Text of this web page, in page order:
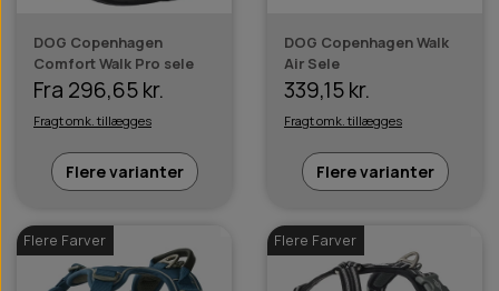
DOG Copenhagen
Comfort Walk Pro sele
Fra 296,65 kr.
Fragt omk. tillægges
Flere varianter
DOG Copenhagen Walk
Air Sele
339,15 kr.
Fragt omk. tillægges
Flere varianter
Flere Farver Flere Farver